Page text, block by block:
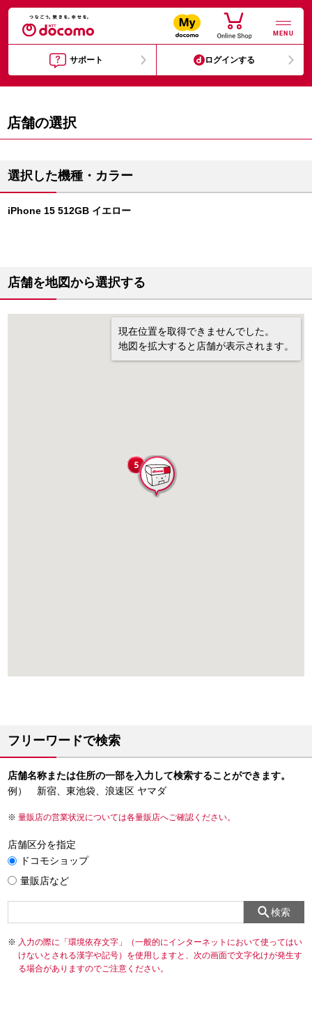
MENU
サポート ログインする
店舗の選択
選択した機種・カラー
iPhone 15 512GB イエロー
店舗を地図から選択する
現在位置を取得できませんでした。
地図を拡大すると店舗が表示されます。
フリーワードで検索
店舗名称または住所の一部を入力して検索することができます。
例） 新宿、東池袋、浪速区 ヤマダ
量販店の営業状況については各量販店へご確認ください。
店舗区分を指定
ドコモショップ
量販店など
検索
入力の際に「環境依存文字」（一般的にインターネットにおいて使ってはい
けないとされる漢字や記号）を使用しますと、次の画面で文字化けが発生す
る場合がありますのでご注意ください。